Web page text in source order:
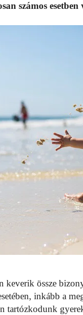
számos esetben
keverik össze
inkább a
tartózkodunk